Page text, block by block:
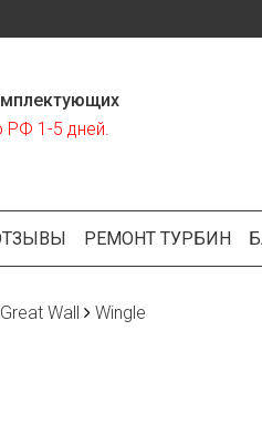
РФ 1-5 дней.
РЕМОНТ ТУРБИН
Great Wall Wingle